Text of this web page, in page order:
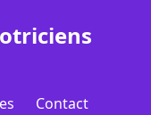
Contact